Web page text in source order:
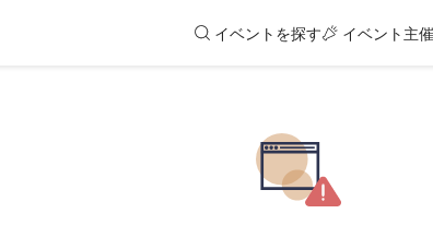
イベントを探す イベント主